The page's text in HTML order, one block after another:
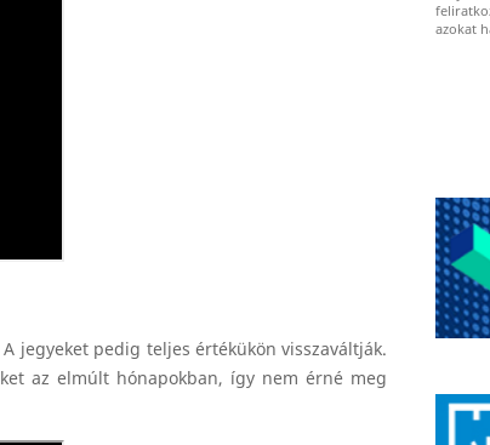
jegyeket pedig teljes értékükön visszaváltják.
az elmúlt hónapokban, így nem érné meg
azokat